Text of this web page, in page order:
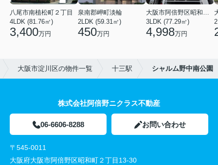
八尾市南植松町２丁目
4LDK (81.76㎡)
3,400万円
泉南郡岬町淡輪
2LDK (59.31㎡)
450万円
大阪市阿倍野区昭和町２丁目
3LDK (77.29㎡)
4,998万円
大阪市淀川区の物件一覧 十三駅 シャルム野中南公園
株式会社阿倍野ニクラス不動産
06-6606-8288 お問い合わせ
〒545-0011
大阪府大阪市阿倍野区昭和町２丁目13-30